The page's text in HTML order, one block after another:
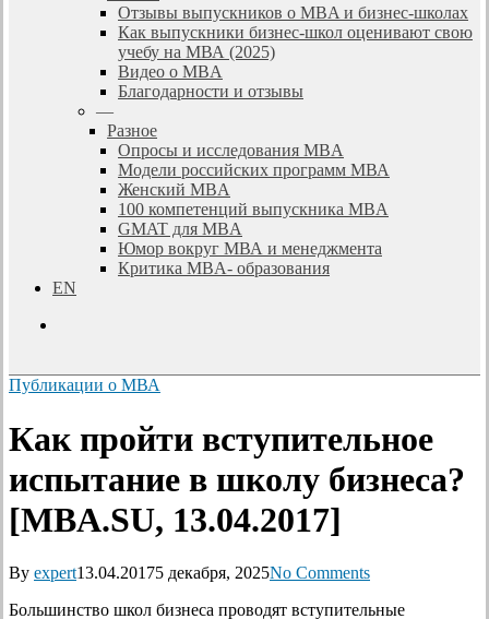
Отзывы выпускников о MBA и бизнес-школах
Как выпускники бизнес-школ оценивают свою
учебу на МВА (2025)
Видео о MBA
Благодарности и отзывы
—
Разное
Опросы и исследования MBA
Модели российских программ МВА
Женский MBA
100 компетенций выпускника MBA
GMAT для MBA
Юмор вокруг МВА и менеджмента
Критика MBA- образования
EN
Публикации о МВА
Как пройти вступительное
испытание в школу бизнеса?
[MBA.SU, 13.04.2017]
By expert13.04.20175 декабря, 2025No Comments
Большинство школ бизнеса проводят вступительные